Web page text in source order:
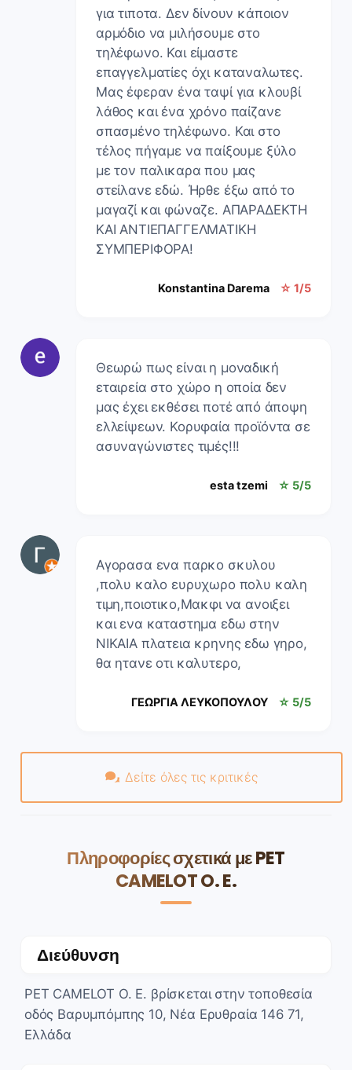
για τιποτα. Δεν δίνουν κάποιον
αρμόδιο να μιλήσουμε στο
τηλέφωνο. Και είμαστε
επαγγελματίες όχι καταναλωτες.
Μας έφεραν ένα ταψί για κλουβί
λάθος και ένα χρόνο παίζανε
σπασμένο τηλέφωνο. Και στο
τέλος πήγαμε να παίξουμε ξύλο
με τον παλικαρα που μας
στείλανε εδώ. Ήρθε έξω από το
μαγαζί και φώναζε. ΑΠΑΡΑΔΕΚΤΗ
ΚΑΙ ΑΝΤΙΕΠΑΓΓΕΛΜΑΤΙΚΗ
ΣΥΜΠΕΡΙΦΟΡΑ!
Konstantina Darema ☆ 1/5
Θεωρώ πως είναι η μοναδική
εταιρεία στο χώρο η οποία δεν
μας έχει εκθέσει ποτέ από άποψη
ελλείψεων. Κορυφαία προϊόντα σε
ασυναγώνιστες τιμές!!!
esta tzemi ☆ 5/5
Αγορασα ενα παρκο σκυλου
,πολυ καλο ευρυχωρο πολυ καλη
τιμη,ποιοτικο,Μακφι να ανοιξει
και ενα καταστημα εδω στην
ΝΙΚΑΙΑ πλατεια κρηνης εδω γηρο,
θα ητανε οτι καλυτερο,
ΓΕΩΡΓΙΑ ΛΕΥΚΟΠΟΥΛΟΥ ☆ 5/5
Δείτε όλες τις κριτικές
Πληροφορίες σχετικά με PET
CAMELOT O. E.
Διεύθυνση
PET CAMELOT O. E. βρίσκεται στην τοποθεσία
οδός Βαρυμπόμπης 10, Νέα Ερυθραία 146 71,
Ελλάδα